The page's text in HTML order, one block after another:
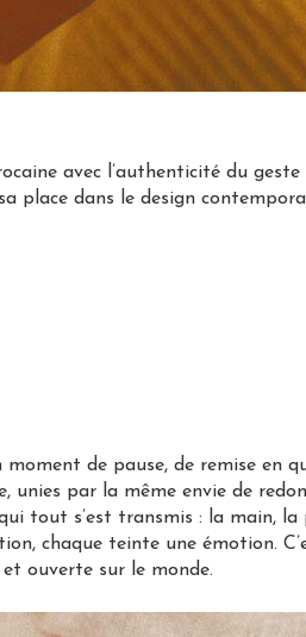
avec l’authenticité du geste
place dans le design
de pause, de remise en
unies par la même envie de
tout s’est transmis : la main,
chaque teinte une émotion.
ouverte sur le monde.